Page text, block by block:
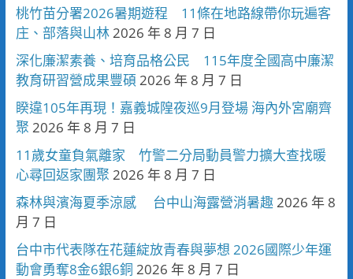
桃竹苗分署2026暑期遊程 11條在地路線帶你玩遍客
庄、部落與山林 2026 年 8 月 7 日
深化廉潔素養、培育品格公民 115年度全國高中廉潔
教育研習營成果豐碩 2026 年 8 月 7 日
睽違105年再現！嘉義城隍夜巡9月登場 海內外宮廟齊
聚 2026 年 8 月 7 日
11歲女童負氣離家 竹警二分局動員警力擴大查找暖
心尋回返家團聚 2026 年 8 月 7 日
森林與濱海夏季涼感 台中山海露營消暑趣 2026 年 8
月 7 日
台中市代表隊在花蓮綻放青春與夢想 2026國際少年運
動會勇奪8金6銀6銅 2026 年 8 月 7 日